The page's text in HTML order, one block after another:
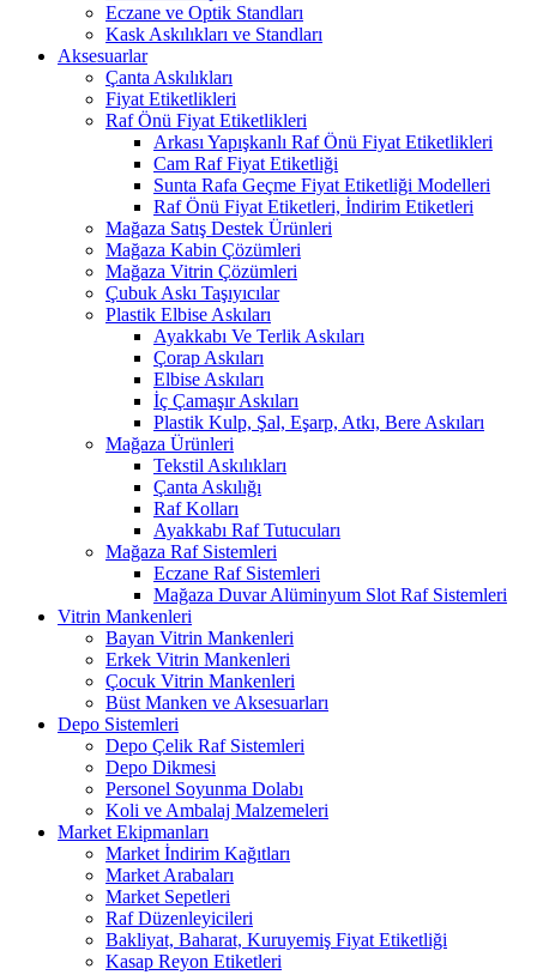
Eczane ve Optik Standları
Kask Askılıkları ve Standları
Aksesuarlar
Çanta Askılıkları
Fiyat Etiketlikleri
Raf Önü Fiyat Etiketlikleri
Arkası Yapışkanlı Raf Önü Fiyat Etiketlikleri
Cam Raf Fiyat Etiketliği
Sunta Rafa Geçme Fiyat Etiketliği Modelleri
Raf Önü Fiyat Etiketleri, İndirim Etiketleri
Mağaza Satış Destek Ürünleri
Mağaza Kabin Çözümleri
Mağaza Vitrin Çözümleri
Çubuk Askı Taşıyıcılar
Plastik Elbise Askıları
Ayakkabı Ve Terlik Askıları
Çorap Askıları
Elbise Askıları
İç Çamaşır Askıları
Plastik Kulp, Şal, Eşarp, Atkı, Bere Askıları
Mağaza Ürünleri
Tekstil Askılıkları
Çanta Askılığı
Raf Kolları
Ayakkabı Raf Tutucuları
Mağaza Raf Sistemleri
Eczane Raf Sistemleri
Mağaza Duvar Alüminyum Slot Raf Sistemleri
Vitrin Mankenleri
Bayan Vitrin Mankenleri
Erkek Vitrin Mankenleri
Çocuk Vitrin Mankenleri
Büst Manken ve Aksesuarları
Depo Sistemleri
Depo Çelik Raf Sistemleri
Depo Dikmesi
Personel Soyunma Dolabı
Koli ve Ambalaj Malzemeleri
Market Ekipmanları
Market İndirim Kağıtları
Market Arabaları
Market Sepetleri
Raf Düzenleyicileri
Bakliyat, Baharat, Kuruyemiş Fiyat Etiketliği
Kasap Reyon Etiketleri